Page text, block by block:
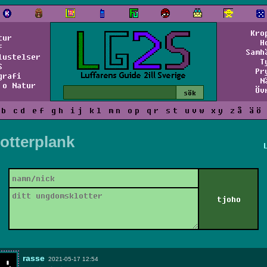
Natur
b c d e f g h i j k l m n o p q r s t u v w x y z å ä ö
rasse 2021-05-17 12:54